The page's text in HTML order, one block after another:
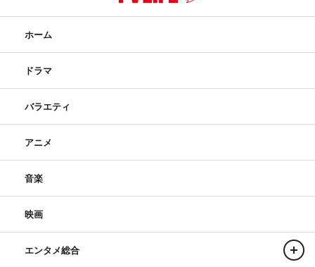
ホーム
ドラマ
バラエティ
アニメ
音楽
映画
エンタメ総合